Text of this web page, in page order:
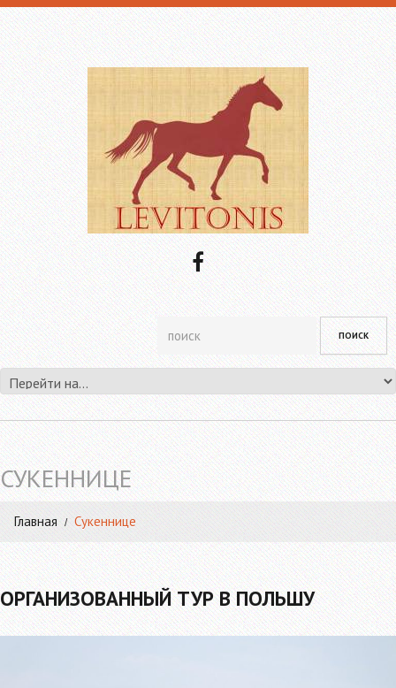
СУКЕННИЦЕ
Главная Сукеннице
ОРГАНИЗОВАННЫЙ ТУР В ПОЛЬШУ